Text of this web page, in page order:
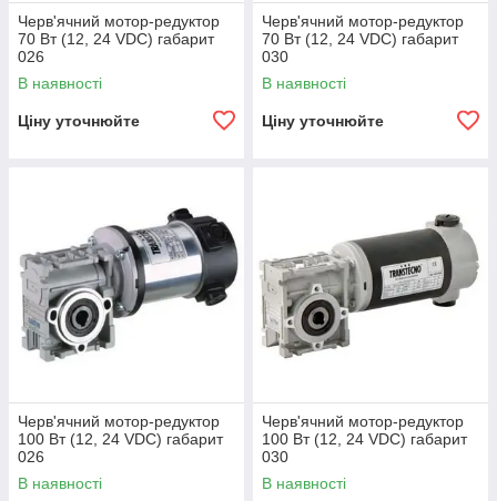
Черв'ячний мотор-редуктор
70 Вт (12, 24 VDC) габарит
026
В наявності
Ціну уточнюйте
Черв'ячний мотор-редуктор
70 Вт (12, 24 VDC) габарит
030
В наявності
Ціну уточнюйте
Черв'ячний мотор-редуктор
100 Вт (12, 24 VDC) габарит
026
В наявності
Черв'ячний мотор-редуктор
100 Вт (12, 24 VDC) габарит
030
В наявності